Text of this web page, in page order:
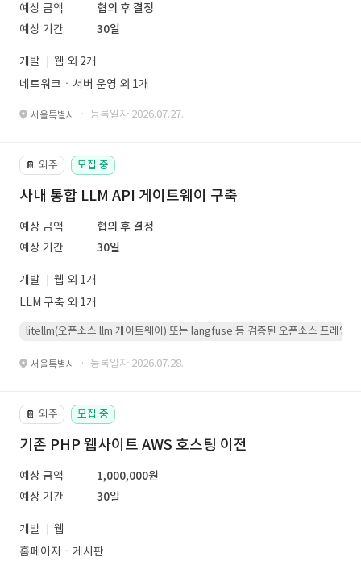
예상 금액
협의 후 결정
예상 기간
30일
개발
웹 외 2개
네트워크ㆍ서버 운영 외 1개
서울특별시 · 등록일자 2026.07.27.
📔 외주 모집 중
사내 통합 LLM API 게이트웨이 구축
예상 금액
협의 후 결정
예상 기간
30일
개발
웹 외 1개
LLM 구축 외 1개
litellm(오픈소스 llm 게이트웨이) 또는 langfuse 등 검증된 오픈소스 프레임워
서울특별시 · 등록일자 2026.07.28.
📔 외주 모집 중
기존 PHP 웹사이트 AWS 호스팅 이전
예상 금액
1,000,000원
예상 기간
30일
개발
웹
홈페이지ㆍ게시판